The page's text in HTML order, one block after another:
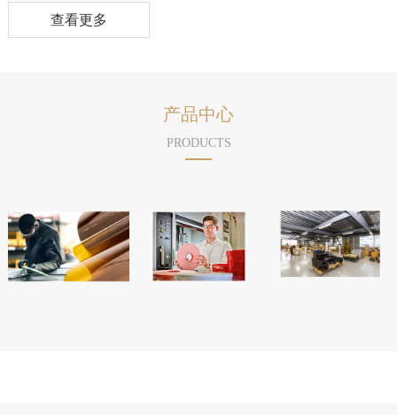
查看更多
产品中心
PRODUCTS